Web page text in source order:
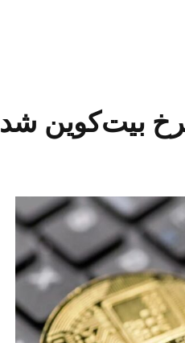
بیت‌کوین شد